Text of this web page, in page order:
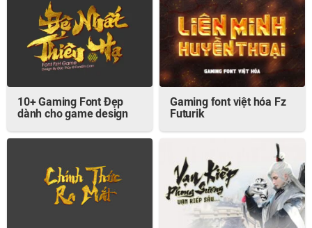
10+ Gaming Font Đẹp
dành cho game design
Gaming font việt hóa Fz
Futurik